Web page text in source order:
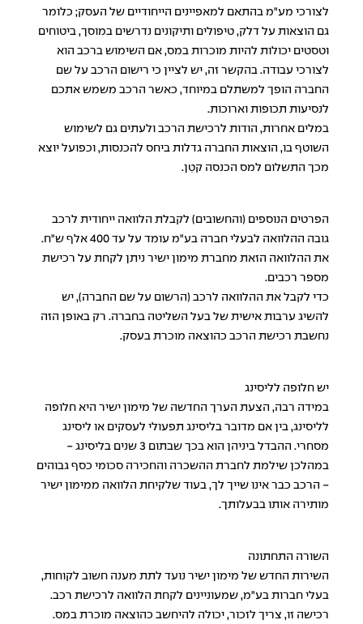
לצורכי מע"מ בהתאם למאפיינים הייחודיים של העסק; כלומר
גם הוצאות על דלק, טיפולים ותיקונים נדרשים במוסך, ביטוחים
וטסטים יכולות להיות מוכרות במס, אם השימוש ברכב הוא
לצורכי עבודה. בהקשר זה, יש לציין כי רישום הרכב על שם
החברה הופך למשתלם במיוחד, כאשר הרכב משמש אתכם
לנסיעות תכופות וארוכות.
במלים אחרות, הודות לרכישת הרכב ולעתים גם לשימוש
השוטף בו, הוצאות החברה גדלות ביחס להכנסות, וכפועל יוצא
מכך התשלום למס הכנסה קטֵן.
הפרטים הנוספים (והחשובים) לקבלת הלוואה ייחודית לרכב
גובה ההלוואה לבעלי חברה בע"מ עומד על עד 400 אלף ש"ח.
את ההלוואה הזאת מחברת מימון ישיר ניתן לקחת על רכישת
מספר רכבים.
כדי לקבל את ההלוואה לרכב (הרשום על שם החברה), יש
להשיג ערבות אישית של בעל השליטה בחברה. רק באופן הזה
נחשבת רכישת הרכב כהוצאה מוכרת בעסק.
יש חלופה לליסינג
במידה רבה, הצעת הערך החדשה של מימון ישיר היא חלופה
לליסינג, בין אם מדובר בליסינג תפעולי לעסקים או ליסינג
מסחרי. ההבדל ביניהן הוא בכך שבתום 3 שנים בליסינג -
במהלכן שילמת לחברת ההשכרה והחכירה סכומי כסף גבוהים
- הרכב כבר אינו שייך לך, בעוד שלקיחת הלוואה ממימון ישיר
מותירה אותו בבעלותך.
השורה התחתונה
השירות החדש של מימון ישיר נועד לתת מענה חשוב לקוחות,
בעלי חברות בע"מ, שמעוניינים לקחת הלוואה לרכישת רכב.
רכישה זו, צריך לזכור, יכולה להיחשב כהוצאה מוכרת במס.